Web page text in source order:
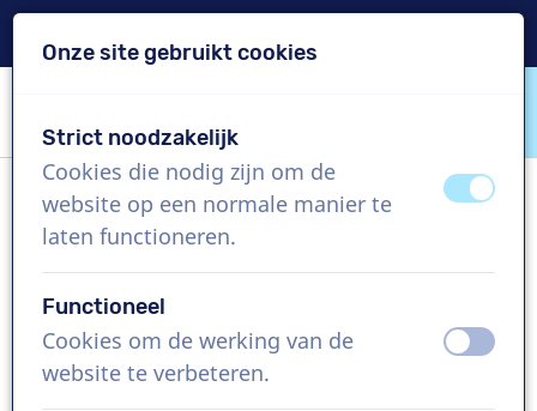
VoiceProductions
Joshua
Man, Nederland
US$ 304,95
excl. BTW
Bedrijfsfilm , 1 - 250 woorden
Onze site gebruikt cookies
Strict noodzakelijk
Cookies die nodig zijn om de
website op een normale manier te
laten functioneren.
uitaan
Functioneel
Cookies om de werking van de
website te verbeteren.
uit aan